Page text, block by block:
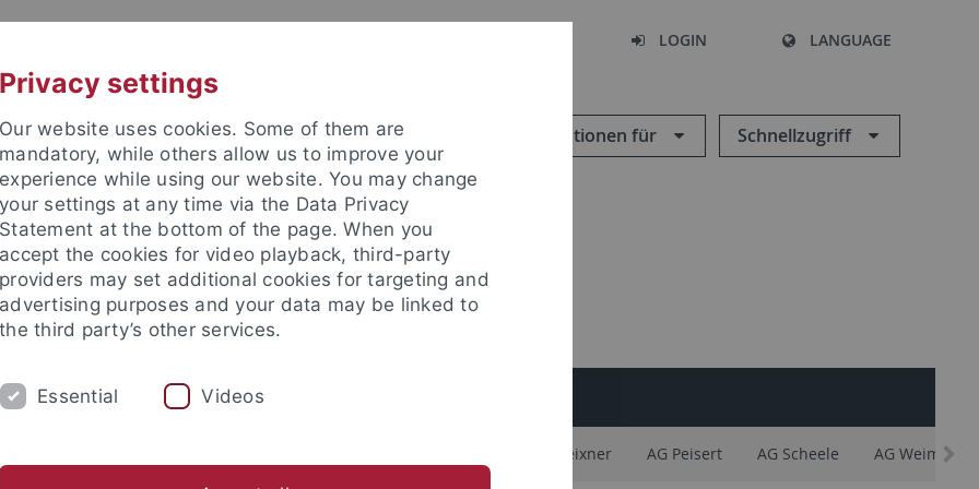
LOGIN LANGUAGE
Informationen für Schnellzugriff
Theoretische Chemie
FORSCHUNG
AG Meixner AG Peisert AG Scheele AG Weimar
Privacy settings
Our website uses cookies. Some of them are
mandatory, while others allow us to improve your
experience while using our website. You may change
your settings at any time via the Data Privacy
Statement at the bottom of the page. When you
accept the cookies for video playback, third-party
providers may set additional cookies for targeting and
advertising purposes and your data may be linked to
the third party’s other services.
Essential Videos